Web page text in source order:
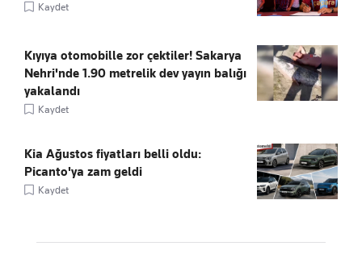
Kaydet
Kıyıya otomobille zor çektiler! Sakarya
Nehri'nde 1.90 metrelik dev yayın balığı
yakalandı
Kaydet
Kia Ağustos fiyatları belli oldu:
Picanto'ya zam geldi
Kaydet